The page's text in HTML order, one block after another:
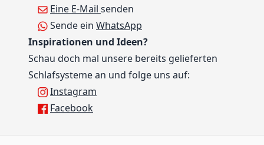
Eine E-Mail senden
Sende ein WhatsApp
Inspirationen und Ideen?
Schau doch mal unsere bereits gelieferten
Schlafsysteme an und folge uns auf:
Instagram
Facebook